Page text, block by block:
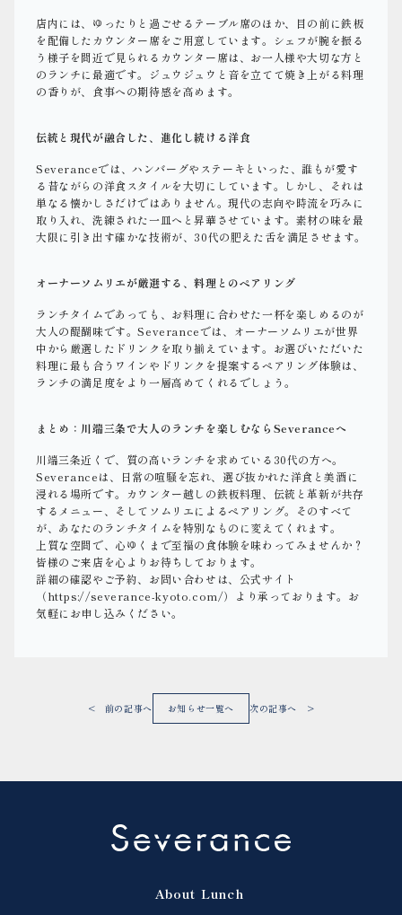
店内には、ゆったりと過ごせるテーブル席のほか、目の前に鉄板
を配備したカウンター席をご用意しています。シェフが腕を振る
う様子を間近で見られるカウンター席は、お一人様や大切な方と
のランチに最適です。ジュウジュウと音を立てて焼き上がる料理
の香りが、食事への期待感を高めます。
伝統と現代が融合した、進化し続ける洋食
Severanceでは、ハンバーグやステーキといった、誰もが愛す
る昔ながらの洋食スタイルを大切にしています。しかし、それは
単なる懐かしさだけではありません。現代の志向や時流を巧みに
取り入れ、洗練された一皿へと昇華させています。素材の味を最
大限に引き出す確かな技術が、30代の肥えた舌を満足させます。
オーナーソムリエが厳選する、料理とのペアリング
ランチタイムであっても、お料理に合わせた一杯を楽しめるのが
大人の醍醐味です。Severanceでは、オーナーソムリエが世界
中から厳選したドリンクを取り揃えています。お選びいただいた
料理に最も合うワインやドリンクを提案するペアリング体験は、
ランチの満足度をより一層高めてくれるでしょう。
まとめ：川端三条で大人のランチを楽しむならSeveranceへ
川端三条近くで、質の高いランチを求めている30代の方へ。
Severanceは、日常の喧騒を忘れ、選び抜かれた洋食と美酒に
浸れる場所です。カウンター越しの鉄板料理、伝統と革新が共存
するメニュー、そしてソムリエによるペアリング。そのすべて
が、あなたのランチタイムを特別なものに変えてくれます。
上質な空間で、心ゆくまで至福の食体験を味わってみませんか？
皆様のご来店を心よりお待ちしております。
詳細の確認やご予約、お問い合わせは、公式サイト
（https://severance-kyoto.com/）より承っております。お
気軽にお申し込みください。
< 前の記事へ お知らせ一覧へ 次の記事へ >
About Lunch